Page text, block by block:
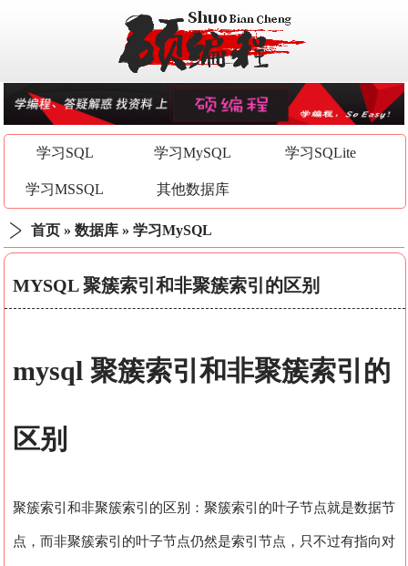
学习SQL 学习MySQL 学习SQLite
学习MSSQL 其他数据库
首页 »数据库 »学习MySQL
MYSQL 聚簇索引和非聚簇索引的区别
mysql 聚簇索引和非聚簇索引的
区别
聚簇索引和非聚簇索引的区别：聚簇索引的叶子节点就是数据节
点，而非聚簇索引的叶子节点仍然是索引节点，只不过有指向对